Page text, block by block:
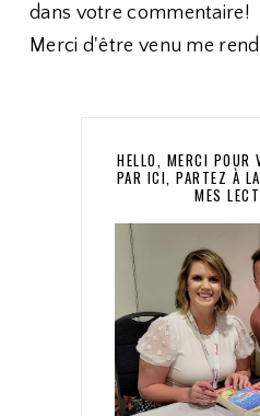
dans votre commentaire!
Merci d'être venu me
HELLO, MERCI POUR
PAR ICI, PARTEZ À
MES